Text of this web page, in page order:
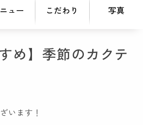
ュー こだわり
写真
め】季節のカクテ
います！